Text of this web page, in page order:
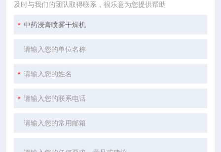
及时与我们的团队取得联系，很乐意为您提供帮助